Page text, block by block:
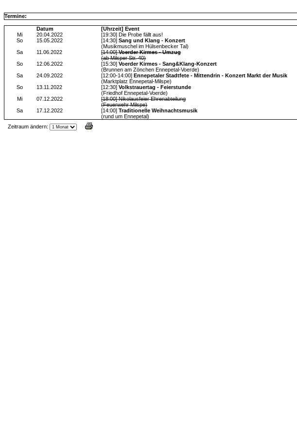
Termine:
Datum
[Uhrzeit] Event
Mi
20.04.2022
[19:30] Die Probe fällt aus!
So
15.05.2022 [14:30]Sang und Klang - Konzert
(Musikmuschel im Hülsenbecker Tal)
Sa
11.06.2022 [14:00]Voerder Kirmes - Umzug
(ab Milsper Str. 40)
So
12.06.2022 [15:30]Voerder Kirmes - Sang&Klang-Konzert
(Brunnen am Zönchen Ennepetal-Voerde)
Sa
24.09.2022 [12:00-14:00] Ennepetaler Stadtfete - Mittendrin - Konzert Markt der Musik
(Marktplatz Ennepetal-Milspe)
So
13.11.2022 [12:30]Volkstrauertag - Feierstunde
(Friedhof Ennepetal-Voerde)
Mi
07.12.2022
[18:00] Nikolausfeier Ehrenabteilung
(Feuerwehr Milspe)
Sa
17.12.2022 [14:00]Traditionelle Weihnachtsmusik
(rund um Ennepetal)
Zeitraum ändern: